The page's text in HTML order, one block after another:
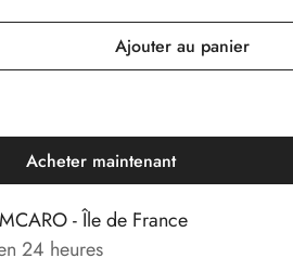
Ajouter au panier
Acheter maintenant
- Île de France
24 heures